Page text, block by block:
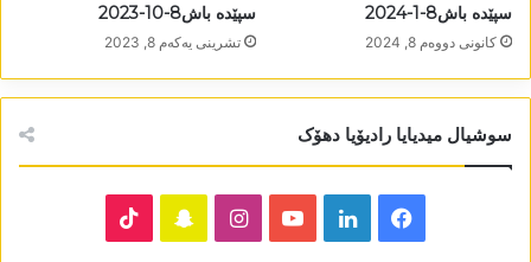
سپێدە باش8-1-2024
كانونی دووه‌م 8, 2024
سپێدە باش8-10-2023
تشرینی یه‌كه‌م 8, 2023
سوشیال میدیایا رادیۆیا دھۆک
Facebook
LinkedIn
YouTube
Instagram
Snapchat